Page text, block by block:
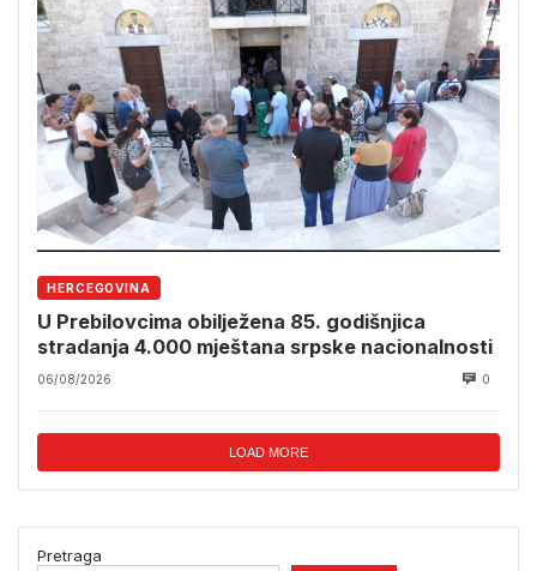
HERCEGOVINA
U Prebilovcima obilježena 85. godišnjica
stradanja 4.000 mještana srpske nacionalnosti
06/08/2026 0
LOAD MORE
Pretraga